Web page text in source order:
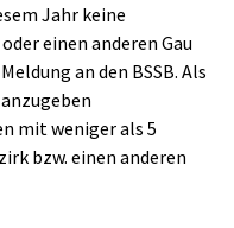
Jahr keine
einen anderen Gau
an den BSSB. Als
mit weniger als 5
bzw. einen anderen